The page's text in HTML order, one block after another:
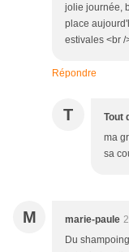
jolie journée,
place
estivales <br
Répondre
T Tout
ma
sa
M marie-paule
Du